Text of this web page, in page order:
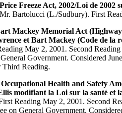
Freeze Act, 2002/Loi de 2002
Mr. Bartolucci (L./Sudbury). First
Mackey Memorial Act
et Bart Mackey (Code de la
May 2, 2001. Second
Government. Considered
Third Reading.
Health and Safety
modifiant la Loi sur la santé et
Reading May 2, 2001. Second
on General Government.